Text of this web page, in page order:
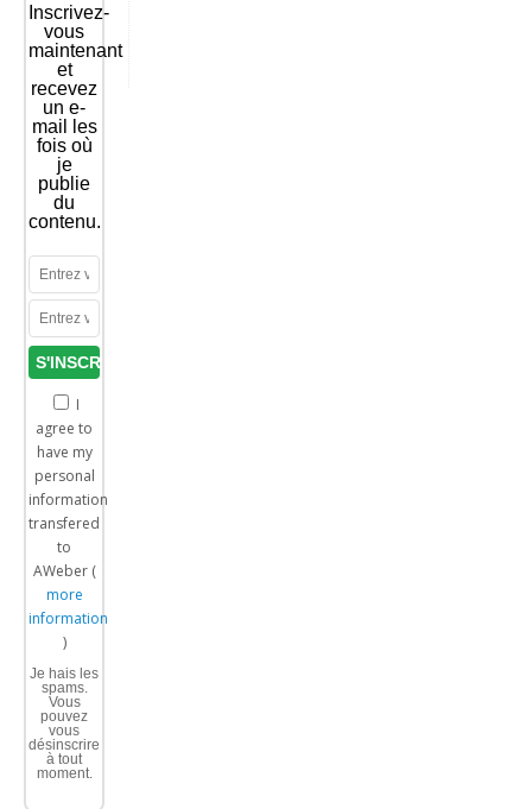
Inscrivez-
vous
maintenant
et
recevez
un e-
mail les
fois où
je
publie
du
contenu.
I
agree to
have my
personal
information
transfered
to
AWeber (
more
information
)
Je hais les
spams.
Vous
pouvez
vous
désinscrire
à tout
moment.